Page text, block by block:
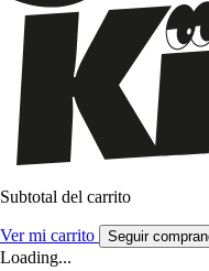
Subtotal del carrito
Ver mi carrito Seguir
Loading...